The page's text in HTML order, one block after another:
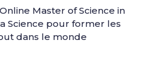
Master of Science in
Science pour former les
dans le monde